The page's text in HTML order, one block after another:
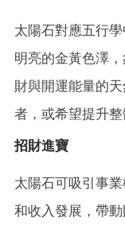
太陽石對應五行
明亮的金黃色澤
財與開運能量的
者，或希望提升整
招財進寶
太陽石可吸引事
和收入發展，帶動